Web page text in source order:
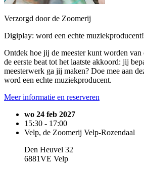
Verzorgd door de Zoomerij
Digiplay: word een echte muziekproducent!
Ontdek hoe jij de meester kunt worden
de eerste beat tot het laatste akkoord: jij
meesterwerk ga jij maken? Doe mee aan
word een echte muziekproducent.
Meer informatie en reserveren
wo 24 feb 2027
15:30 - 17:00
Velp, de Zoomerij Velp-Rozendaal
Den Heuvel 32
6881VE Velp